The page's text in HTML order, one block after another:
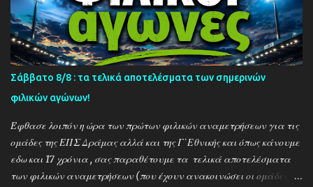
Σάββατο 8/8 : τα τελικά αποτελέσματα των σημερινών
φιλικών αγώνων!
Έφθασε λοιπόν η ώρα των πρώτων φιλικών αναμετρήσεων για τις
ομάδες της ΕΠΣ Δράμας αλλά και της Γ΄Εθνικής και όπως κάνουμε
εδω και 17 χρόνια , σας παραθέτουμε τα τελικά αποτελέσματα
των φιλικών αναμετρήσεων (που έχουν ανακοινώσει οι ομάδες) ....